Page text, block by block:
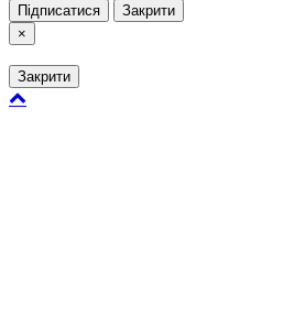
Підписатися
Закрити
×
Закрити